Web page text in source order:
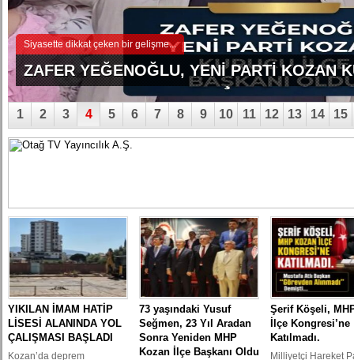
Kozan’a bağlı Yassıçalı Köyü ile...
YASSIÇALI-KAYHAN YOLUNDAKİ KAZANIN
GÖRÜNTÜLERİ ORTAYA ÇIKTI
1 2 3 4 5 6 7 8 9 10 11 12 13 14 15
YIKILAN İMAM HATİP
LİSESİ ALANINDA YOL
ÇALIŞMASI BAŞLADI
Kozan’da deprem
73 yaşındaki Yusuf
Seğmen, 23 Yıl Aradan
Sonra Yeniden MHP
Kozan İlçe Başkanı Oldu
Şerif Köşeli,
İlçe Kongresi’ne
Katılmadı.
Milliyetçi Hareket